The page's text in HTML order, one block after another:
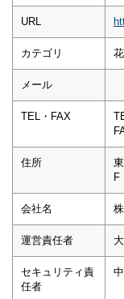
URL
カテゴリ
メール
TEL・FAX
住所
F
会社名
運営責任者
セキュリティ責
任者